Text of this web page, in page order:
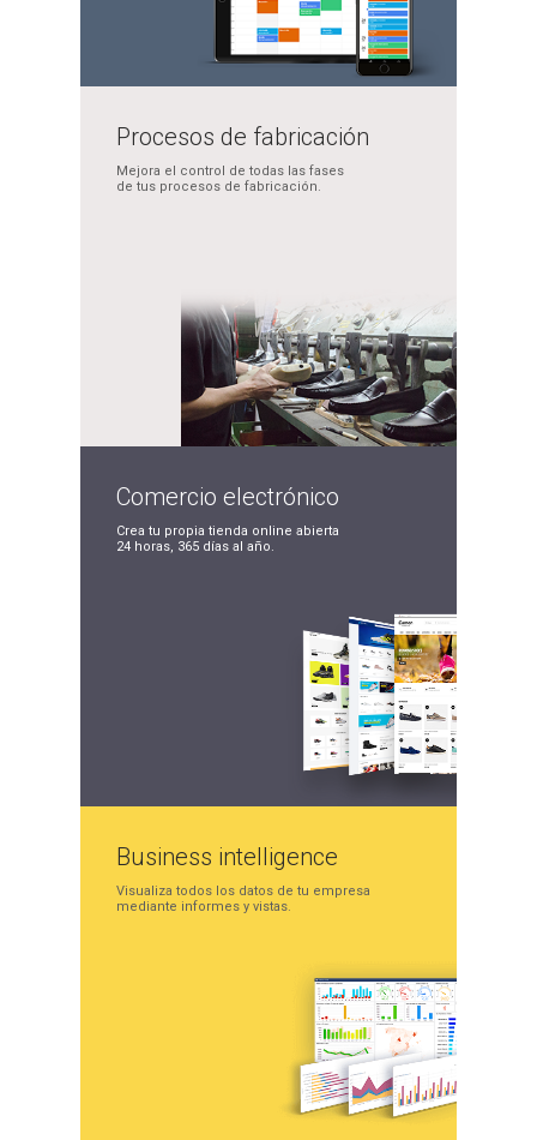
Procesos de fabricación
Mejora el control de todas las fases
de tus procesos de fabricación.
Comercioelectrónico
Crea tu propia tienda online abierta
24 horas, 365 días al año.
Business intelligence
Visualiza todos los datos de tu empresa
mediante informes y vistas.